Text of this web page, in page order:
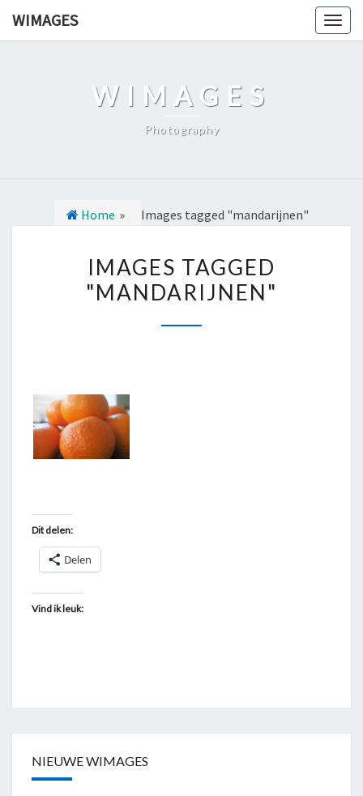
GaWIMAGES
WIMAGES
Photography
Home » Images tagged "mandarijnen"
M
A
N
E
IMAGES TAGGED
"MANDARIJNEN"
Dit delen:
Delen
Vind ik leuk:
NIEUWE WIMAGES